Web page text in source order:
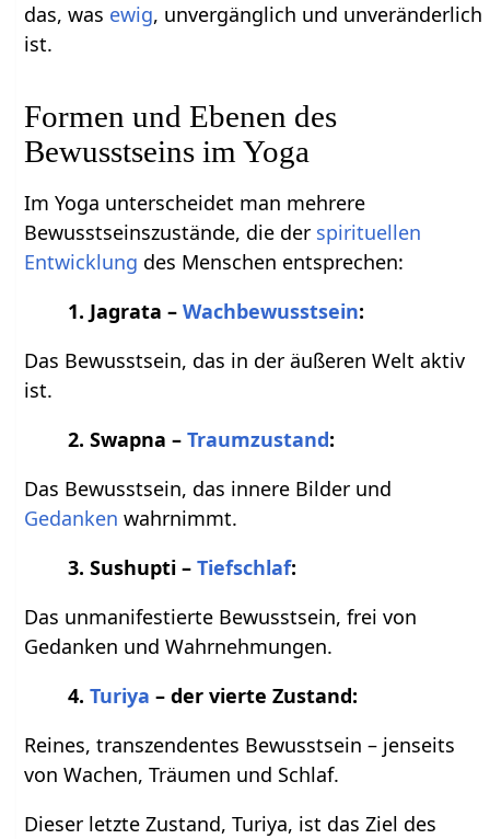
das, was ewig, unvergänglich und unveränderlich
ist.
Formen und Ebenen des
Bewusstseins im Yoga
Im Yoga unterscheidet man mehrere
Bewusstseinszustände, die der spirituellen
Entwicklung des Menschen entsprechen:
1. Jagrata –Wachbewusstsein:
Das Bewusstsein, das in der äußeren Welt aktiv
ist.
2. Swapna –Traumzustand:
Das Bewusstsein, das innere Bilder und
Gedanken wahrnimmt.
3. Sushupti –Tiefschlaf:
Das unmanifestierte Bewusstsein, frei von
Gedanken und Wahrnehmungen.
4.Turiya – der vierte Zustand:
Reines, transzendentes Bewusstsein – jenseits
von Wachen, Träumen und Schlaf.
Dieser letzte Zustand, Turiya, ist das Ziel des